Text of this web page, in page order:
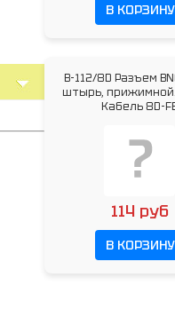
В КОРЗИНУ
B-112/8D Разъем
штырь,
Кабель 8D-
114 руб
В КОРЗИНУ